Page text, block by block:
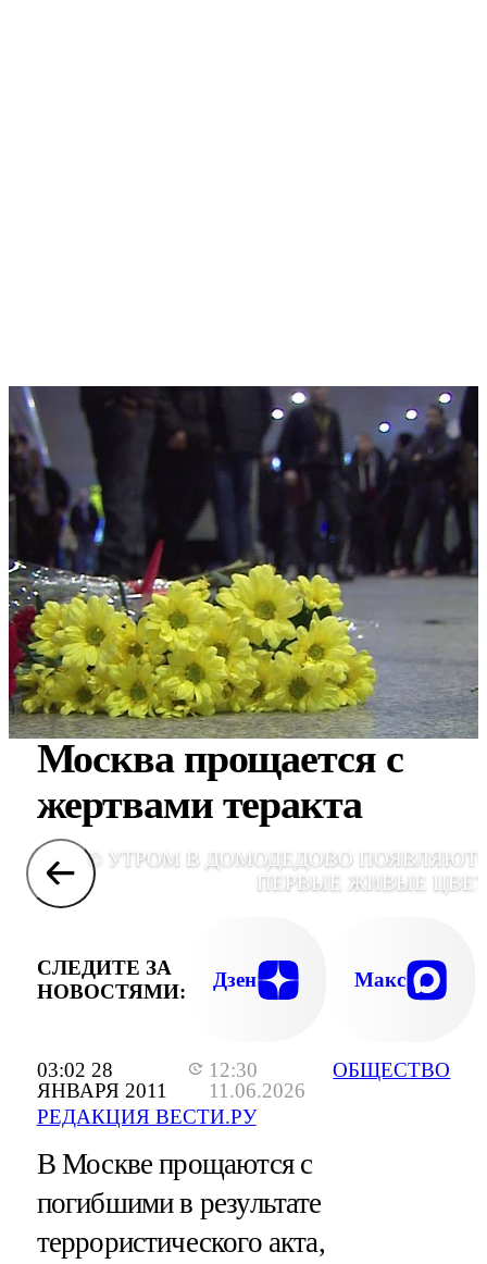
03:02 28
ЯНВАРЯ 2011
12:30
11.06.2026
РЕДАКЦИЯ ВЕСТИ.РУ
ОБЩЕСТВО
Москва прощается с
жертвами теракта
© УТРОМ В ДОМОДЕДОВО
ПЕРВЫЕ ЖИВЫЕ
СЛЕДИТЕ ЗА
НОВОСТЯМИ:
Дзен Макс
В Москве прощаются с
погибшими в результате
террористического акта,